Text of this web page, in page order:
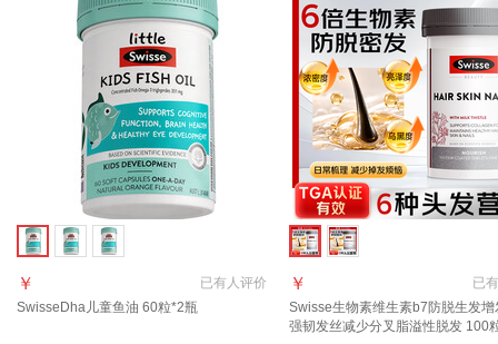
已有人评价
￥
SwisseDha儿童鱼油 60粒*2瓶
已有
￥
Swisse生物素维生素b7防脱生发增
强韧发丝减少分叉脂溢性脱发 100